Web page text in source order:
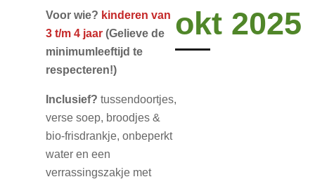
okt 2025
Voor wie? kinderen van
3 t/m 4 jaar (Gelieve de
minimumleeftijd te
respecteren!)
Inclusief? tussendoortjes,
verse soep, broodjes &
bio-frisdrankje, onbeperkt
water en een
verrassingszakje met